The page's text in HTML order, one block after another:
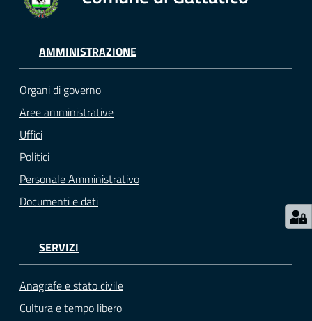
argomenti...
su
AMMINISTRAZIONE
Organi di governo
Aree amministrative
Uffici
Politici
Personale Amministrativo
Documenti e dati
SERVIZI
Anagrafe e stato civile
Cultura e tempo libero